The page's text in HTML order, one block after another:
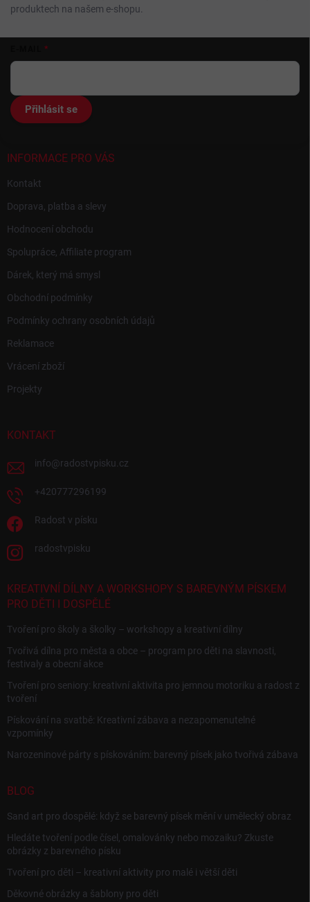
produktech na našem e-shopu.
Přihlásit se
INFORMACE PRO VÁS
Kontakt
Doprava, platba a slevy
Hodnocení obchodu
Spolupráce, Affiliate program
Dárek, který má smysl
Obchodní podmínky
Podmínky ochrany osobních údajů
Reklamace
Vrácení zboží
Projekty
KONTAKT
info@radostvpisku.cz
+420777296199
Radost v písku
radostvpisku
KREATIVNÍ DÍLNY A WORKSHOPY S BAREVNÝM PÍSKEM
PRO DĚTI I DOSPĚLÉ
Tvoření pro školy a školky – workshopy a kreativní dílny
Tvořivá dílna pro města a obce – program pro děti na slavnosti,
festivaly a obecní akce
Tvoření pro seniory: kreativní aktivita pro jemnou motoriku a radost z
tvoření
Pískování na svatbě: Kreativní zábava a nezapomenutelné
vzpomínky
Narozeninové párty s pískováním: barevný písek jako tvořivá zábava
BLOG
Sand art pro dospělé: když se barevný písek mění v umělecký obraz
Hledáte tvoření podle čísel, omalovánky nebo mozaiku? Zkuste
obrázky z barevného písku
Tvoření pro děti – kreativní aktivity pro malé i větší děti
Děkovné obrázky a šablony pro děti